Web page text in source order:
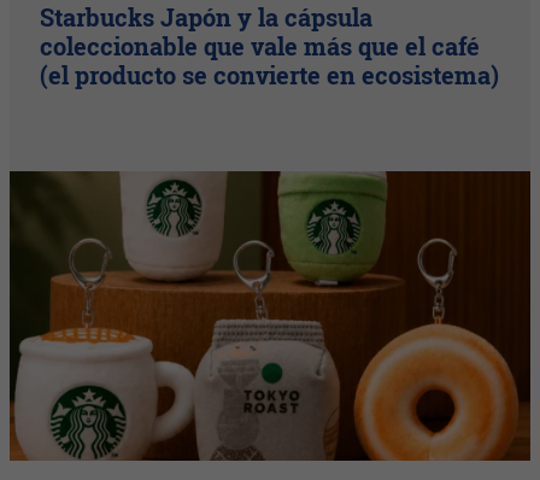
Starbucks Japón y la cápsula
coleccionable que vale más que el café
(el producto se convierte en ecosistema)